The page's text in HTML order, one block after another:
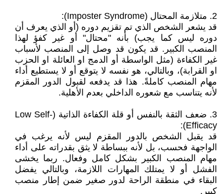
2. متلازمة المحتال (Imposter Syndrome):
قد يشعر الشخص الذي تم تقزيم دوره (أو الذي يعرف أن
دوره ليس كما يجب) بأنه "محتال" أو غير كفؤ لهذا
المنصب الكبير. قد يكون قد وصل إلى المنصب لأسباب
غير الكفاءة (مثل الواسطة أو الدمج او العائلة او الحزب
او القرابة)، وبالتالي، هو نفسه لا يتوقع أو لا يستطيع أداء
مهام المنصب كاملةً. هذا قد يدفعه لقبول الدور المقزم
لأنه يتناسب مع شعوره الداخلي بعدم الأهلية.
3. ضعف الثقة بالنفس أو قلة الكفاءة الذاتية (Low Self-
Efficacy):
قد يقبل الشخص بالدور المقزم ليس لأنه يرغب في
الواجهة فحسب، بل لأنه ببساطة لا يثق بقدراته على أداء
مهام المنصب الكبير بشكل كامل وفعال. ربما يخشى
الفشل أو لا يمتلك المهارات اللازمة، وبالتالي يفضل
البقاء في منطقة الراحة لدور صغير ضمن إطار منصب
كبير.